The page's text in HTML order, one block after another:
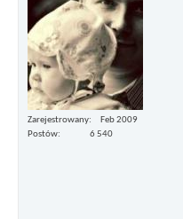
Zarejestrowany
Feb 2009
Postów
6 540